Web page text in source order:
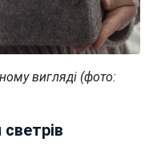
вигляді (фото: